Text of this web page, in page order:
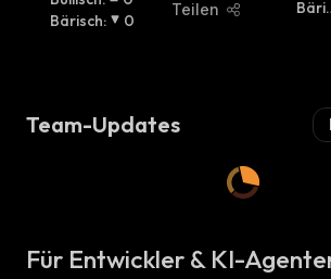
Bärisch: 0
Teilen
U
Bäris
Team-Updates
Für Entwickler & KI-